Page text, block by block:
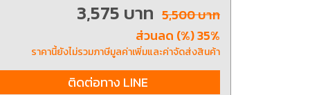
and striking
8 Hand and Assembly Tools /
3,575 บาท 5,500 บาท
ส่วนลด (%) 35%
ราคานี้ยังไม่รวมภาษีมูลค่าเพิ่มและค่าจัดส่งสินค้า
ติดต่อทาง LINE